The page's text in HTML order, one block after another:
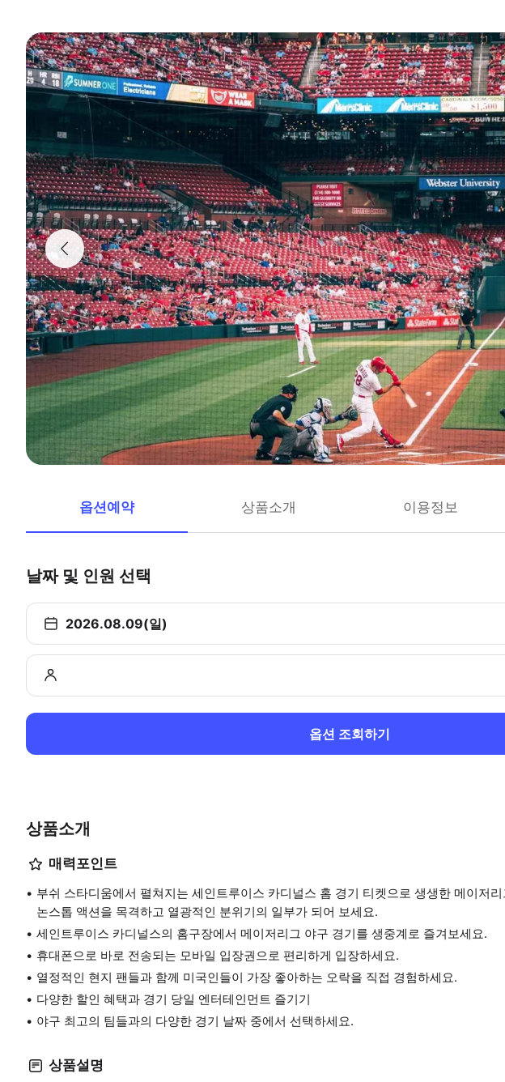
옵션예약 상품소개 이용정보
날짜 및 인원 선택
2026.08.09(일)
옵션 조회하기
상품소개
매력포인트
부쉬 스타디움에서 펼쳐지는 세인트루이스 카디널스 홈 경기 티켓으로 생생한 메이저
논스톱 액션을 목격하고 열광적인 분위기의 일부가 되어 보세요.
세인트루이스 카디널스의 홈구장에서 메이저리그 야구 경기를 생중계로 즐겨보세요.
휴대폰으로 바로 전송되는 모바일 입장권으로 편리하게 입장하세요.
열정적인 현지 팬들과 함께 미국인들이 가장 좋아하는 오락을 직접 경험하세요.
다양한 할인 혜택과 경기 당일 엔터테인먼트 즐기기
야구 최고의 팀들과의 다양한 경기 날짜 중에서 선택하세요.
상품설명